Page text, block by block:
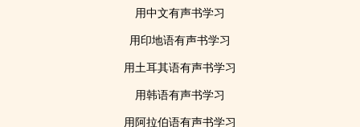
用中文有声书学习
用印地语有声书学习
用土耳其语有声书学习
用韩语有声书学习
用阿拉伯语有声书学习